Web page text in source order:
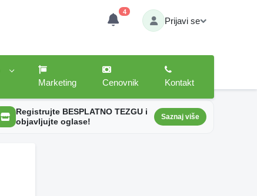
4
Prijavi se
Marketing
Cenovnik Kontakt
Registrujte BESPLATNO TEZGU i
objavljujte oglase!
Saznaj više